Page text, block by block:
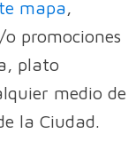
mapa,
promociones
plato
medio de
la Ciudad.